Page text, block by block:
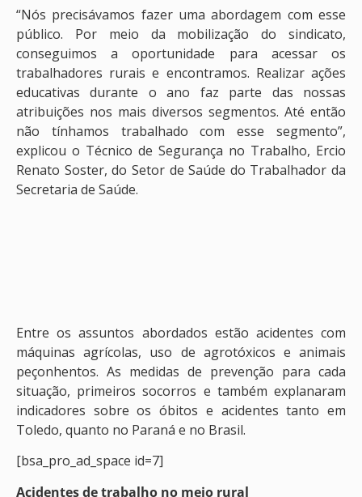
“Nós precisávamos fazer uma abordagem com esse
público. Por meio da mobilização do sindicato,
conseguimos a oportunidade para acessar os
trabalhadores rurais e encontramos. Realizar ações
educativas durante o ano faz parte das nossas
atribuições nos mais diversos segmentos. Até então
não tínhamos trabalhado com esse segmento”,
explicou o Técnico de Segurança no Trabalho, Ercio
Renato Soster, do Setor de Saúde do Trabalhador da
Secretaria de Saúde.
Entre os assuntos abordados estão acidentes com
máquinas agrícolas, uso de agrotóxicos e animais
peçonhentos. As medidas de prevenção para cada
situação, primeiros socorros e também explanaram
indicadores sobre os óbitos e acidentes tanto em
Toledo, quanto no Paraná e no Brasil.
[bsa_pro_ad_space id=7]
Acidentes de trabalho no meio rural